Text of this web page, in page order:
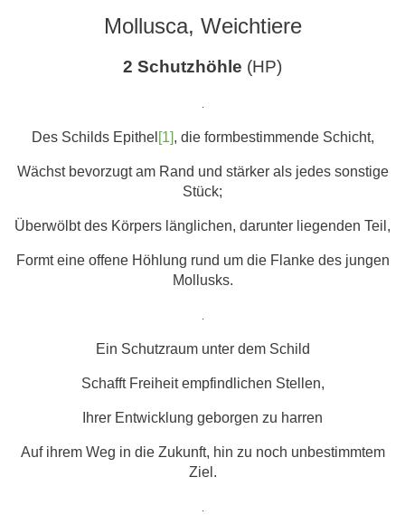
Mollusca, Weichtiere
2 Schutzhöhle (HP)
Des Schilds Epithel [1], die formbestimmende Schicht,
Wächst bevorzugt am Rand und stärker als jedes sonstige
Stück;
Überwölbt des Körpers länglichen, darunter liegenden Teil,
Formt eine offene Höhlung rund um die Flanke des jungen
Mollusks.
Ein Schutzraum unter dem Schild
Schafft Freiheit empfindlichen Stellen,
Ihrer Entwicklung geborgen zu harren
Auf ihrem Weg in die Zukunft, hin zu noch unbestimmtem
Ziel.